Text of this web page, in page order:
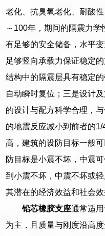
老化、抗臭氧老化、耐酸
～100年，期间的隔震力
有足够的安全储备，水平
足够竖向承载力保证稳定
结构中的隔震层具有稳定
自动瞬时复位；三是设计
的设计与配方科学合理，
的地震反应减小到前者的
高，建筑的设防目标一般
防目标是小震不坏，中震
到小震不坏，中震不坏或
其潜在的经济效益和社会效
铅芯橡胶支座通常适
为主，且质量与刚度沿高